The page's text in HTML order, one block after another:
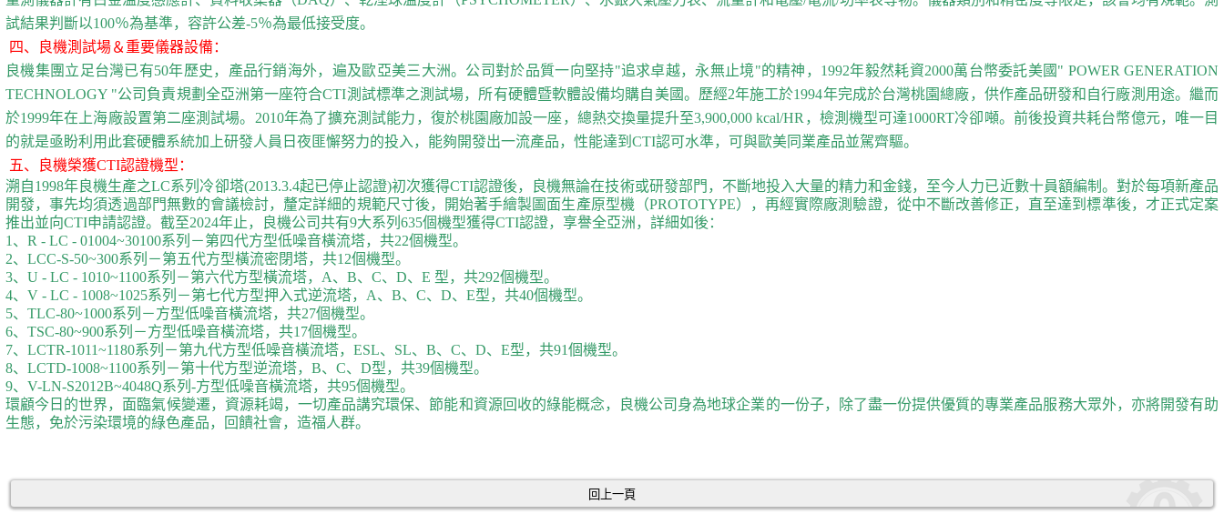
試結果判斷以100％為基準，容許公差-5％為最低接受度。
四、良機測試場＆重要儀器設備：
良機集團立足台灣已有50年歷史，產品行銷海外，遍及歐亞美三大洲。公司對於品質一向堅持"追求卓越，永無止境"的精神，1992年毅然耗資2000萬台幣委託美國" POWER GENERATION
TECHNOLOGY "公司負責規劃全亞洲第一座符合CTI測試標準之測試場，所有硬體暨軟體設備均購自美國。歷經2年施工於1994年完成於台灣桃園總廠，供作產品研發和自行廠測用途。繼而
於1999年在上海廠設置第二座測試場。2010年為了擴充測試能力，復於桃園廠加設一座，總熱交換量提升至3,900,000 kcal/HR，檢測機型可達1000RT冷卻噸。前後投資共耗台幣億元，唯一目
的就是亟盼利用此套硬體系統加上研發人員日夜匪懈努力的投入，能夠開發出一流產品，性能達到CTI認可水準，可與歐美同業產品並駕齊驅。
五、良機榮獲CTI認證機型：
溯自1998年良機生產之LC系列冷卻塔(2013.3.4起已停止認證)初次獲得CTI認證後，良機無論在技術或研發部門，不斷地投入大量的精力和金錢，至今人力已近數十員額編制。對於每項新產品
開發，事先均須透過部門無數的會議檢討，釐定詳細的規範尺寸後，開始著手繪製圖面生產原型機（PROTOTYPE），再經實際廠測驗證，從中不斷改善修正，直至達到標準後，才正式定案
推出並向CTI申請認證。截至2024年止，良機公司共有9大系列 635個機型獲得CTI認證，享譽全亞洲，詳細如後：
1 、 R - LC - 01004~30100系列－第四代方型低噪音橫流塔，共22個機型。
2、 LCC-S-50~300系列－第五代方型橫流密閉塔，共12個機型。
3、 U - LC - 1010~1100系列－第六代方型橫流塔， A、 B、 C、 D、 E 型，共292個機型。
4、 V - LC - 1008~1025系列－第七代方型押入式逆流塔， A、 B、 C、 D、 E型，共40個機型。
5、 TLC-80~1000系列－方型低噪音橫流塔，共27個機型。
6、 TSC-80~900系列－方型低噪音橫流塔，共17個機型。
7、 LCTR-1011~1180系列－第九代方型低噪音橫流塔， ESL、 SL、 B、 C、 D、 E型，共91個機型。
8、 LCTD-1008~1100系列－第十代方型逆流塔， B、 C、 D型，共39個機型。
9、 V-LN-S2012B~4048Q系列 -方型低噪音橫流塔，共95個機型。
環顧今日的世界，面臨氣候變遷，資源耗竭，一切產品講究環保、節能和資源回收的綠能概念，良機公司身為地球企業的一份子，除了盡一份提供優質的專業產品服務大眾外，亦將開發有助
生態，免於污染環境的綠色產品，回饋社會，造福人群。